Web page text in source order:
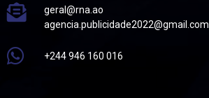
geral@rna.ao
agencia.publicidade2022@gmail.com
+244 946 160 016